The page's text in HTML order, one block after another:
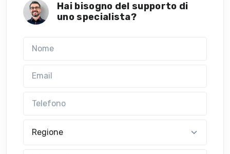
Hai bisogno del supporto di
uno specialista?